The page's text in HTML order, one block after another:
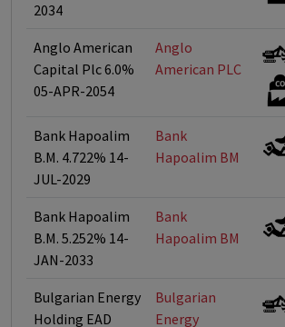
2034
Anglo American
Capital Plc 6.0%
05-APR-2054
Anglo
American PLC
Bank Hapoalim
B.M. 4.722% 14-
JUL-2029
Bank
Hapoalim BM
Bank Hapoalim
B.M. 5.252% 14-
JAN-2033
Bank
Hapoalim BM
Bulgarian Energy
Holding EAD
Bulgarian
Energy